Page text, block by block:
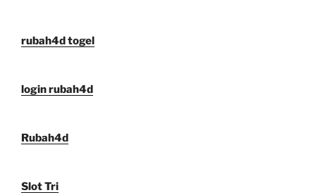
rubah4d togel
login rubah4d
Rubah4d
Slot Tri